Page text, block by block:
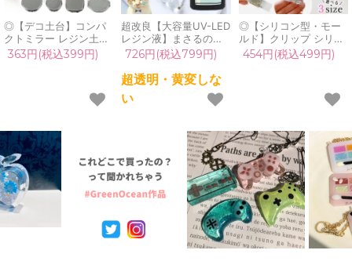
◎【デコ土台】コンパ
クトミラー レジン土台
両面ミラー 手鏡 シルバ
ー セッティング台 ラウ
UVレジン 工作 手芸 ク
363円(税込399円)
超改良【大容量UV-LED
レジン液】まさるの涙
ver.03 超透明 70g 初心
者 作家 コーティング
ハード 黄変しない 高品
質 クリア 猫 UVレジン
液 安い おすすめ
726円(税込799円)
超透明・黄変しな
い
◎【シリコン型・モー
ルド】クリップ シリコ
ンモールド 金具付き レ
ジンキット レジン型 セ
ンチ LED UVレジン ク
454円(税込499円)